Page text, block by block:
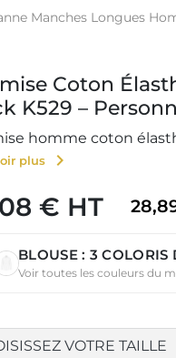
Manches Longues
Coton
K529 –
homme coton
plus chevron_right
€ HT
BLOUSE : 3 COLORIS
Voir toutes les couleurs du